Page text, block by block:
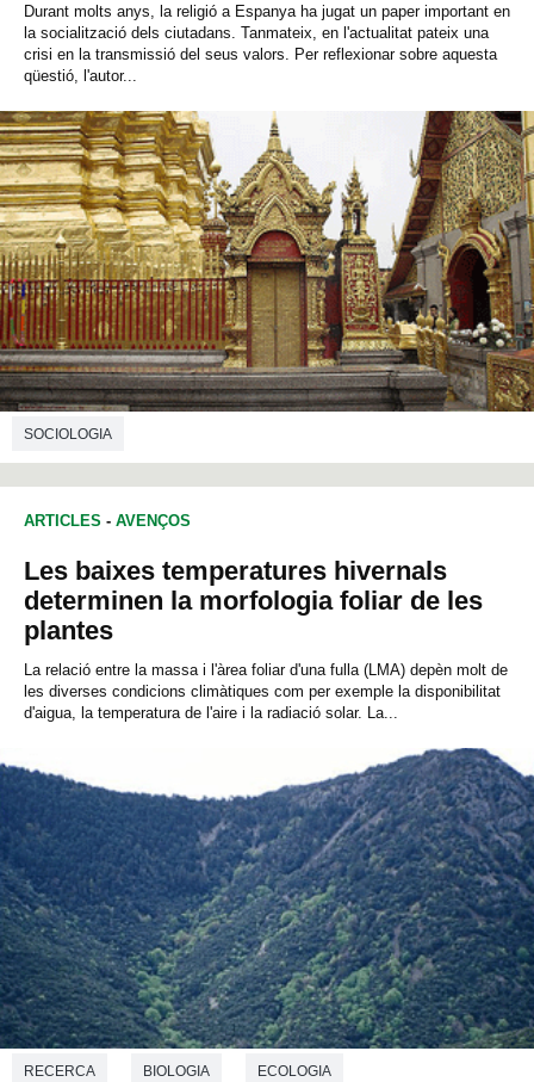
Durant molts anys, la religió a Espanya ha jugat un paper important en
la socialització dels ciutadans. Tanmateix, en l'actualitat pateix una
crisi en la transmissió del seus valors. Per reflexionar sobre aquesta
qüestió, l'autor...
SOCIOLOGIA
ARTICLES - AVENÇOS
Les baixes temperatures hivernals
determinen la morfologia foliar de les
plantes
La relació entre la massa i l'àrea foliar d'una fulla (LMA) depèn molt de
les diverses condicions climàtiques com per exemple la disponibilitat
d'aigua, la temperatura de l'aire i la radiació solar. La...
RECERCA BIOLOGIA ECOLOGIA